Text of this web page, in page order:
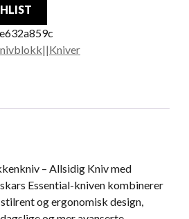
– Allsidig Kniv med
Essential-kniven kombinerer
og ergonomisk design,